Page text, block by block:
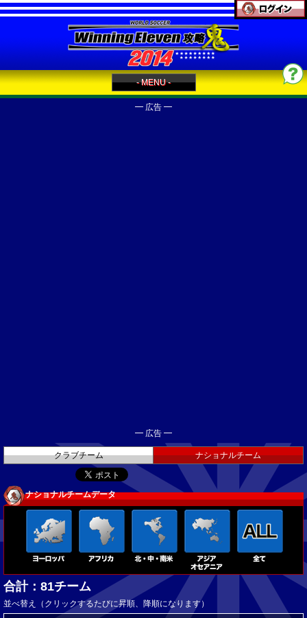
- MENU -
━ 広告 ━
━ 広告 ━
クラブチーム ナショナルチーム
ナショナルチームデータ
合計：81チーム
並べ替え（クリックするたびに昇順、降順になります）